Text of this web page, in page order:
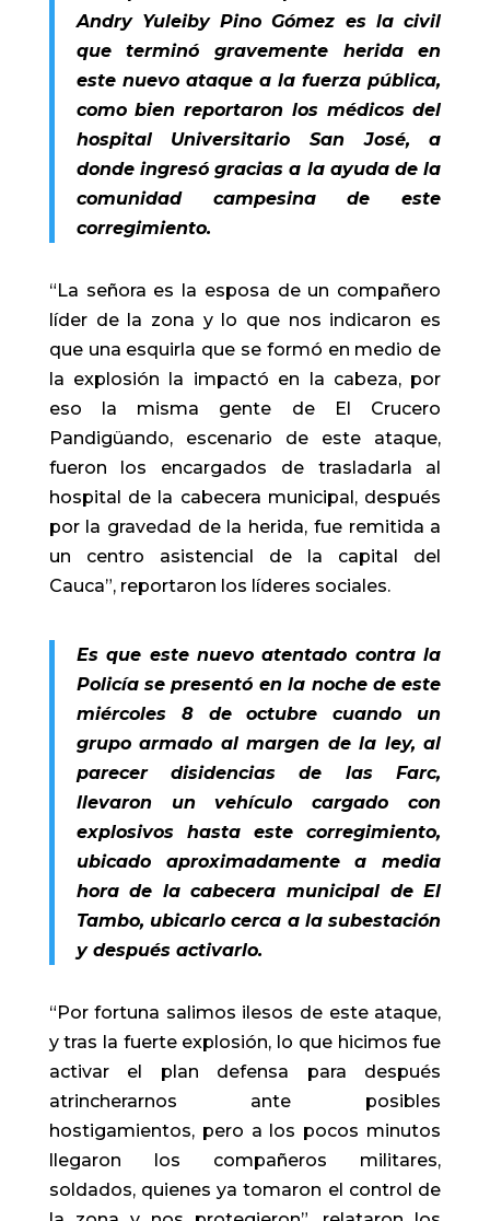
Andry Yuleiby Pino Gómez es la civil
que terminó gravemente herida en
este nuevo ataque a la fuerza pública,
como bien reportaron los médicos del
hospital Universitario San José, a
donde ingresó gracias a la ayuda de la
comunidad campesina de este
corregimiento.
“La señora es la esposa de un compañero
líder de la zona y lo que nos indicaron es
que una esquirla que se formó en medio de
la explosión la impactó en la cabeza, por
eso la misma gente de El Crucero
Pandigüando, escenario de este ataque,
fueron los encargados de trasladarla al
hospital de la cabecera municipal, después
por la gravedad de la herida, fue remitida a
un centro asistencial de la capital del
Cauca”, reportaron los líderes sociales.
Es que este nuevo atentado contra la
Policía se presentó en la noche de este
miércoles 8 de octubre cuando un
grupo armado al margen de la ley, al
parecer disidencias de las Farc,
llevaron un vehículo cargado con
explosivos hasta este corregimiento,
ubicado aproximadamente a media
hora de la cabecera municipal de El
Tambo, ubicarlo cerca a la subestación
y después activarlo.
“Por fortuna salimos ilesos de este ataque,
y tras la fuerte explosión, lo que hicimos fue
activar el plan defensa para después
atrincherarnos ante posibles
hostigamientos, pero a los pocos minutos
llegaron los compañeros militares,
soldados, quienes ya tomaron el control de